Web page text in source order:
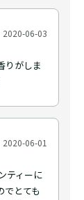
2020-06-03
りがしま
2020-06-01
ティーに
でとても